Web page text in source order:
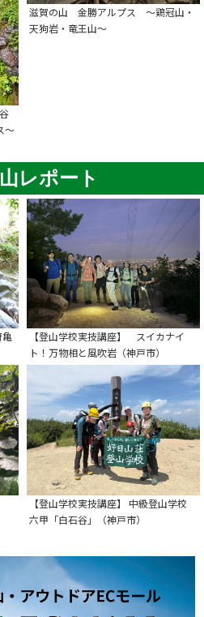
～
滋賀の山 金勝アルプス ～鶏冠山・
天狗岩・竜王山～
レポート
【登山学校実技講座】 スイカナイ
ト！万物相と風吹岩（神戸市）
【登山学校実技講座】 中級登山学校
六甲「白石谷」（神戸市）